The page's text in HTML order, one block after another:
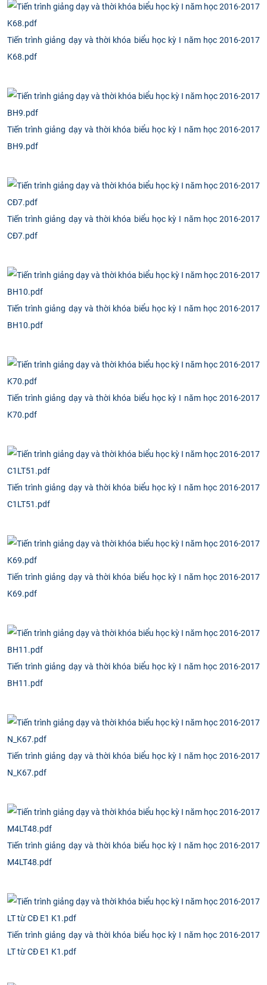
Tiến trình giảng dạy và thời khóa biểu học kỳ I năm học 2016-2017
K68.pdf
Tiến trình giảng dạy và thời khóa biểu học kỳ I năm học 2016-2017
BH9.pdf
Tiến trình giảng dạy và thời khóa biểu học kỳ I năm học 2016-2017
CĐ7.pdf
Tiến trình giảng dạy và thời khóa biểu học kỳ I năm học 2016-2017
BH10.pdf
Tiến trình giảng dạy và thời khóa biểu học kỳ I năm học 2016-2017
K70.pdf
Tiến trình giảng dạy và thời khóa biểu học kỳ I năm học 2016-2017
C1LT51.pdf
Tiến trình giảng dạy và thời khóa biểu học kỳ I năm học 2016-2017
K69.pdf
Tiến trình giảng dạy và thời khóa biểu học kỳ I năm học 2016-2017
BH11.pdf
Tiến trình giảng dạy và thời khóa biểu học kỳ I năm học 2016-2017
N_K67.pdf
Tiến trình giảng dạy và thời khóa biểu học kỳ I năm học 2016-2017
M4LT48.pdf
Tiến trình giảng dạy và thời khóa biểu học kỳ I năm học 2016-2017
LT từ CĐ E1 K1.pdf